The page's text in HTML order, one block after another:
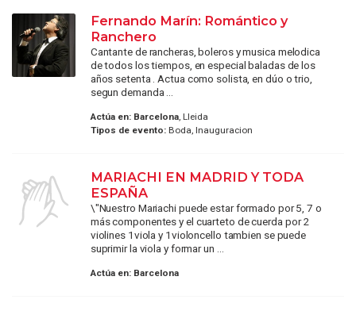
Fernando Marín: Romántico y
Ranchero
Cantante de rancheras, boleros y musica melodica
de todos los tiempos, en especial baladas de los
años setenta . Actua como solista, en dúo o trio,
segun demanda ...
Actúa en: Barcelona, Lleida
Tipos de evento:Boda, Inauguracion
MARIACHI EN MADRID Y TODA
ESPAÑA
\"Nuestro Mariachi puede estar formado por 5, 7 o
más componentes y el cuarteto de cuerda por 2
violines 1viola y 1violoncello tambien se puede
suprimir la viola y formar un ...
Actúa en: Barcelona